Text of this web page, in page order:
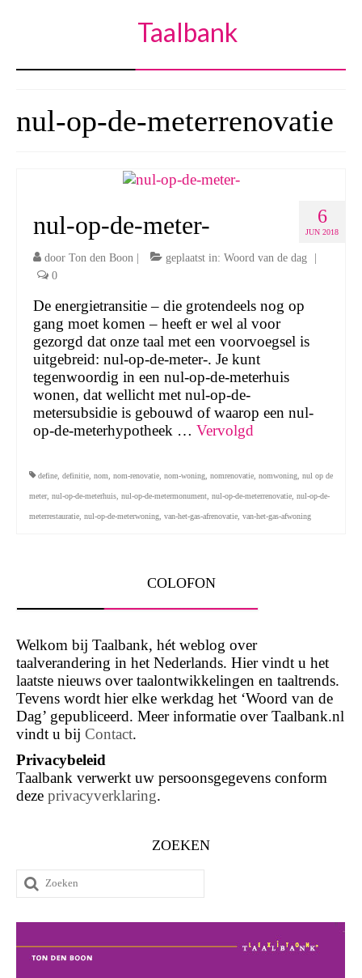
Taalbank
nul-op-de-meterrenovatie
6
JUN 2018
nul-op-de-meter-
door Ton den Boon | geplaatst in: Woord van de dag
|
0
De energietransitie – die grotendeels nog op
gang moet komen – heeft er wel al voor
gezorgd dat onze taal met een voorvoegsel is
uitgebreid: nul-op-de-meter-. Je kunt
tegenwoordig in een nul-op-de-meterhuis
wonen, dat wellicht met nul-op-de-
metersubsidie is gebouwd of waarop een nul-
op-de-meterhypotheek … Vervolgd
define definitie nom nom-renovatie nom-woning nomrenovatie nomwoning nul op de
meter, nul-op-de-meterhuis nul-op-de-metermonument nul-op-de-meterrenovatie nul-op-de-
meterrestauratie nul-op-de-meterwoning van-het-gas-afrenovatie van-het-gas-afwoning
COLOFON
Welkom bij Taalbank, hét weblog over
taalverandering in het Nederlands. Hier vindt u het
laatste nieuws over taalontwikkelingen en taaltrends.
Tevens wordt hier elke werkdag het ‘Woord van de
Dag’ gepubliceerd. Meer informatie over Taalbank.nl
vindt u bij Contact.
Privacybeleid
Taalbank verwerkt uw persoonsgegevens conform
deze privacyverklaring.
ZOEKEN
Zoeken
naar: